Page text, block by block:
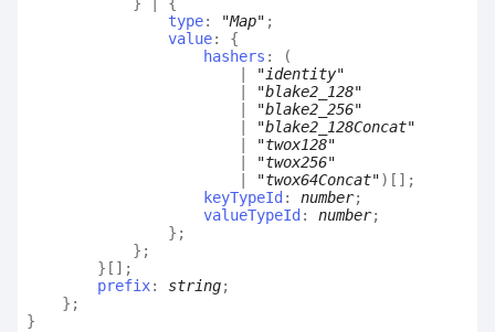
type: "Map" ;
value: {
hashers :
(
"identity"
"blake2_128"
"blake2_256"
"blake2_128Concat"
"twox128"
"twox256"
"twox64Concat") [] ;
keyTypeId : number;
valueTypeId : number;
} ;
} ;
} [] ;
prefix: string;
} ;
}